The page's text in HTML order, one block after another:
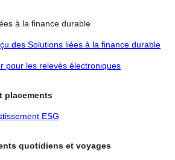
à la finance durable
des Solutions liées à la finance durable
pour les relevés électroniques
placements
ESG
quotidiens et voyages